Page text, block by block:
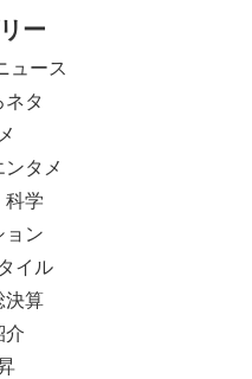
ー
ュース
ネタ
タメ
科学
ョン
イル
決算
介